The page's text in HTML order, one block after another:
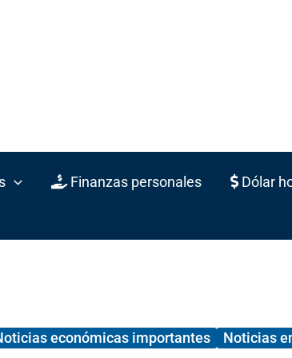
Finanzas personales Dólar
económicas importantes Noticias